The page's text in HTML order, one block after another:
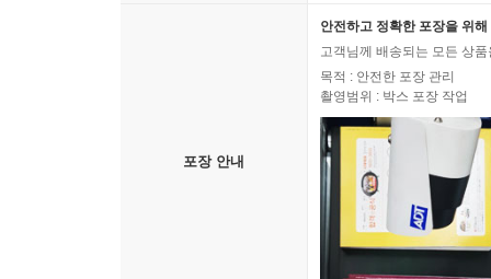
포장 안내
안전하고 정확한 포장을 위
고객님께 배송되는 모든 상
목적 : 안전한 포장 관리
촬영범위 : 박스 포장 작업